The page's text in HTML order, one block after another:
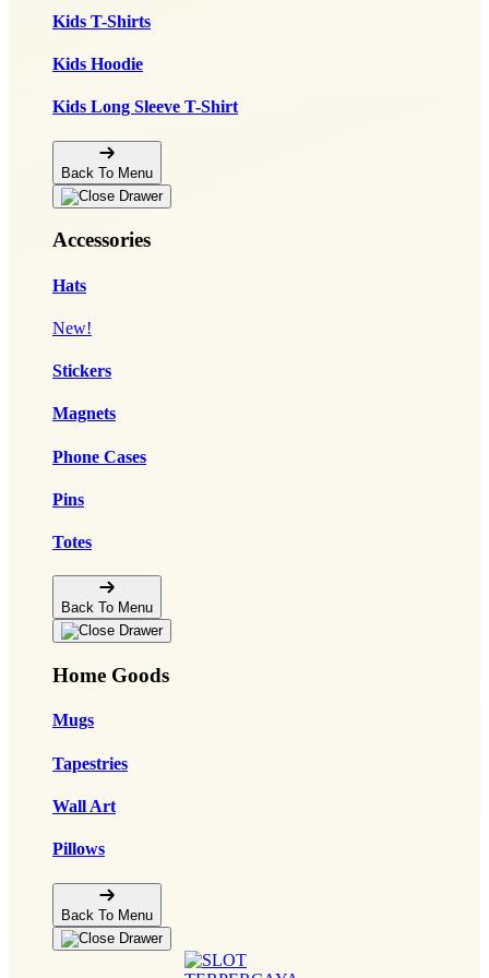
Kids T-Shirts
Kids Hoodie
Kids Long Sleeve T-Shirt
Back To Menu
Accessories
Hats
New!
Stickers
Magnets
Phone Cases
Pins
Totes
Back To Menu
Home Goods
Mugs
Tapestries
Wall Art
Pillows
Back To Menu